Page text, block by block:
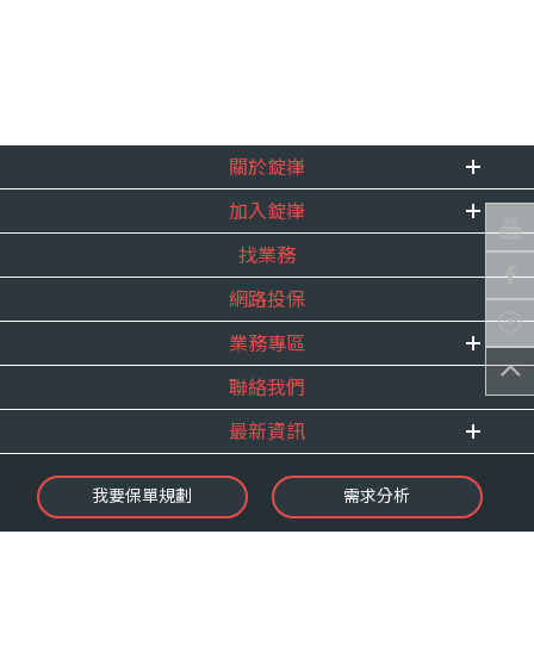
關於錠嵂
企業資訊
重要事跡
得獎紀錄
服務宣言
合作夥伴
加入錠嵂
內勤招聘
精英招募
年度增員計畫
找業務
網路投保
業務專區
E 線資源網
聯絡我們
最新資訊
最新消息
錠嵂焦點
我要保單規劃 需求分析